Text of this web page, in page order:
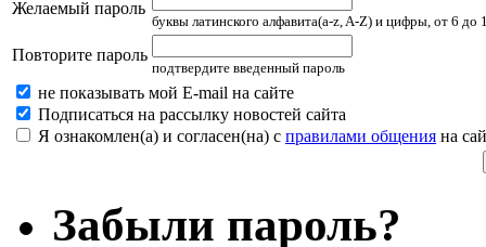
Желаемый пароль
буквы латинского алфавита(a-z, A-Z) и цифры, от 6 до
Повторите пароль
подтвердите введенный пароль
не показывать мой E-mail на сайте
Подписаться на рассылку новостей сайта
Я ознакомлен(а) и согласен(на) с правилами общения на
Забыли пароль?